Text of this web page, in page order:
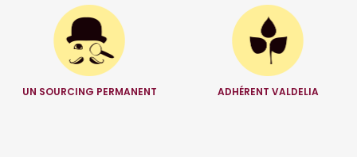
UN SOURCING PERMANENT ADHÉRENT VALDELIA